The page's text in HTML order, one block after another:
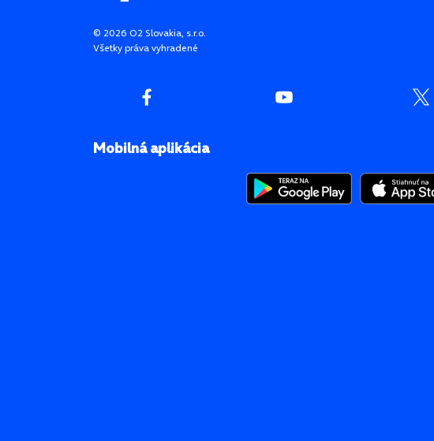
© 2026 O2 Slovakia, s.r.o.
Všetky práva vyhradené
Mobilná aplikácia